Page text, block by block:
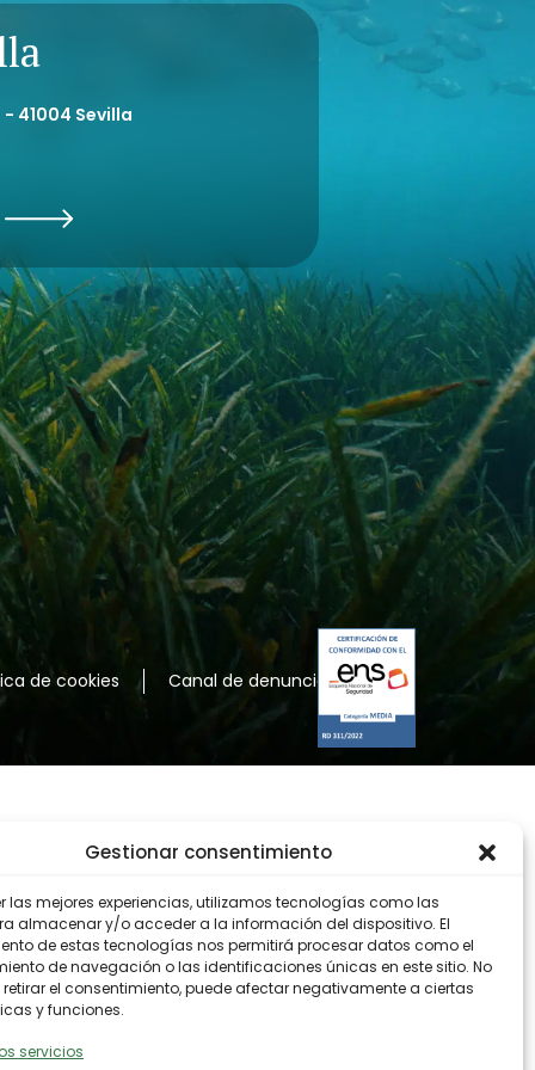
Gestionar consentimiento
las mejores experiencias, utilizamos tecnologías como las
almacenar y/o acceder a la información del dispositivo. El
de estas tecnologías nos permitirá procesar datos como el
de navegación o las identificaciones únicas en este sitio. No
el consentimiento, puede afectar negativamente a ciertas
y funciones.
servicios
41004 Sevilla
de cookies Canal de denuncias